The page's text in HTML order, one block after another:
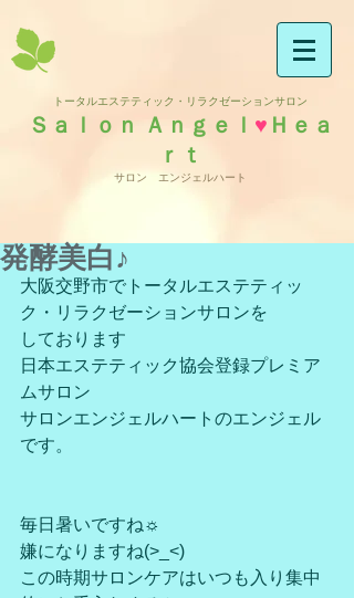
トータルエステティック・リラクゼーションサロン
Ｓａｌｏｎ Ａｎｇｅｌ ♥ Ｈｅａ
ｒｔ
サロン エンジェルハート
発酵美白♪
大阪交野市でトータルエステティッ
ク・リラクゼーションサロンを
しております
日本エステティック協会登録プレミア
ムサロン
サロンエンジェルハートのエンジェル
です。
毎日暑いですね☼
嫌になりますね(>_<)
この時期サロンケアはいつも入り集中